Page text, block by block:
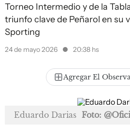
Torneo Intermedio y de la
triunfo clave de Peñarol en su
Sporting
24 de mayo 2026 20:38 hs
Agregar El
Eduardo Darias Foto: